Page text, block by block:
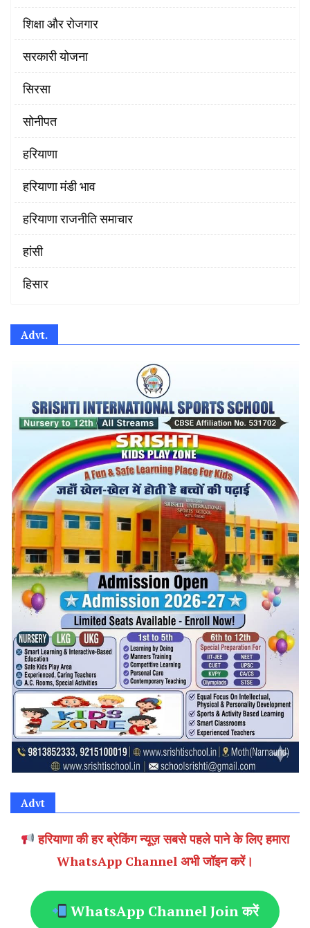
शिक्षा और रोजगार
सरकारी योजना
सिरसा
सोनीपत
हरियाणा
हरियाणा मंडी भाव
हरियाणा राजनीति समाचार
हांसी
हिसार
Advt.
Advt
हरियाणा की हर ब्रेकिंग न्यूज़ सबसे पहले पाने के लिए हमारा
WhatsApp Channel अभी जॉइन करें।
WhatsApp Channel Join करें